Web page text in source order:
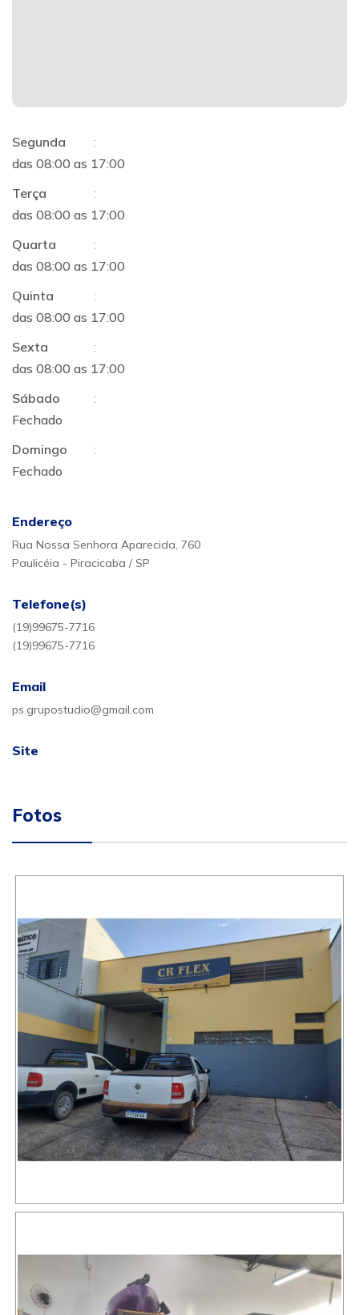
Segunda
:
das 08:00 as 17:00
Terça
:
das 08:00 as 17:00
Quarta
:
das 08:00 as 17:00
Quinta
:
das 08:00 as 17:00
Sexta
:
das 08:00 as 17:00
Sábado
:
Fechado
Domingo
:
Fechado
Endereço
Rua Nossa Senhora Aparecida, 760
Paulicéia - Piracicaba / SP
Telefone(s)
(19)99675-7716
(19)99675-7716
Email
ps.grupostudio@gmail.com
Site
Fotos